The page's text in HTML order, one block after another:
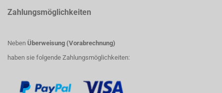
Zahlungsmöglichkeiten
Neben Überweisung (Vorabrechnung)
haben sie folgende Zahlungsmöglichkeiten: